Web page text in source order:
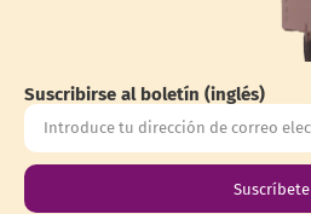
Suscribirse al boletín (inglés)
Suscríbete